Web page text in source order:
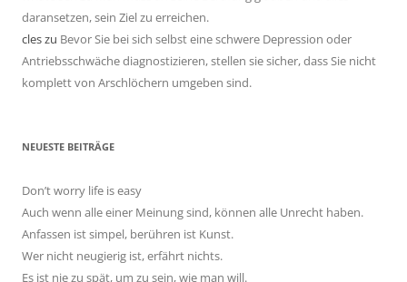
daransetzen, sein Ziel zu erreichen.
cleszu Bevor Sie bei sich selbst eine schwere Depression oder
Antriebsschwäche diagnostizieren, stellen sie sicher, dass Sie nicht
komplett von Arschlöchern umgeben sind.
NEUESTE BEITRÄGE
Don’t worry life is easy
Auch wenn alle einer Meinung sind, können alle Unrecht haben.
Anfassen ist simpel, berühren ist Kunst.
Wer nicht neugierig ist, erfährt nichts.
Es ist nie zu spät, um zu sein, wie man will.